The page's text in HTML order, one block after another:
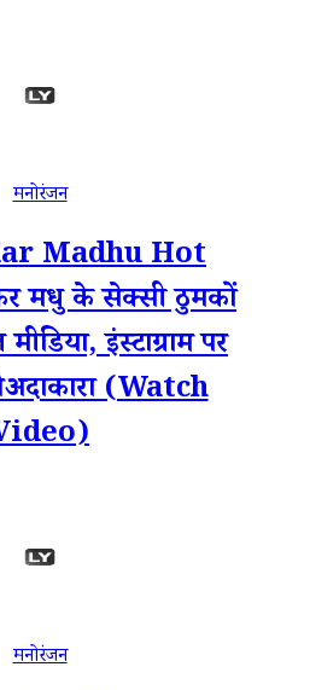
मनोरंजन
Madhu Hot
मधु के सेक्सी ठुमकों
इंस्टाग्राम पर
अदाकारा (Watch
मनोरंजन